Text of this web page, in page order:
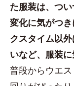
た服装は、つ
変化に気がつ
クスタイム以
いなど、服装に
普段からウエ